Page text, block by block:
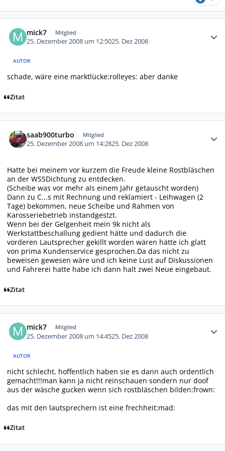
mick7 Mitglied
25. Dezember 2008 um 12:5025. Dez 2008
AUTOR
schade, wäre eine marktlücke:rolleyes: aber danke
Zitat
saab900turbo Mitglied
25. Dezember 2008 um 14:2825. Dez 2008
Hatte bei meinem vor kurzem die Freude kleine Rostbläschen
an der WSSDichtung zu entdecken.
(Scheibe was vor mehr als einem Jahr getauscht worden)
Dann zu C...s mit Rechnung und reklamiert - Leihwagen (2
Tage) bekommen, neue Scheibe und Rahmen von
Karosseriebetrieb instandgestzt.
Wenn bei der Gelgenheit mein 9k nicht als
Werkstattbeschallung gedient hätte und dadurch die
vorderen Lautsprecher gekillt worden wären hätte ich glatt
von prima Kundenservice gesprochen.Da das nicht zu
beweisen gewesen wäre und ich keine Lust auf Diskussionen
und Fahrerei hatte habe ich dann halt zwei Neue eingebaut.
Zitat
mick7 Mitglied
25. Dezember 2008 um 14:4525. Dez 2008
AUTOR
nicht schlecht, hoffentlich haben sie es dann auch ordentlich
gemacht!!!man kann ja nicht reinschauen sondern nur doof
aus der wäsche gucken wenn sich rostbläschen bilden:frown:
das mit den lautsprechern ist eine frechheit:mad:
Zitat